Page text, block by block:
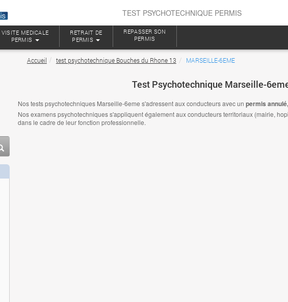
TEST PSYCHOTECHNIQUE PERMIS
VISITE MEDICALE
PERMIS
RETRAIT DE
PERMIS
REPASSER SON
PERMIS
Accueil test psychotechnique Bouches du Rhone 13 MARSEILLE-6EME
Test Psychotechnique Marseille-
Nos tests psychotechniques Marseille-6eme s'adressent aux conducteurs avec un permis
Nos examens psychotechniques s'appliquent également aux conducteurs territoriaux (mairie,
dans le cadre de leur fonction professionnelle.